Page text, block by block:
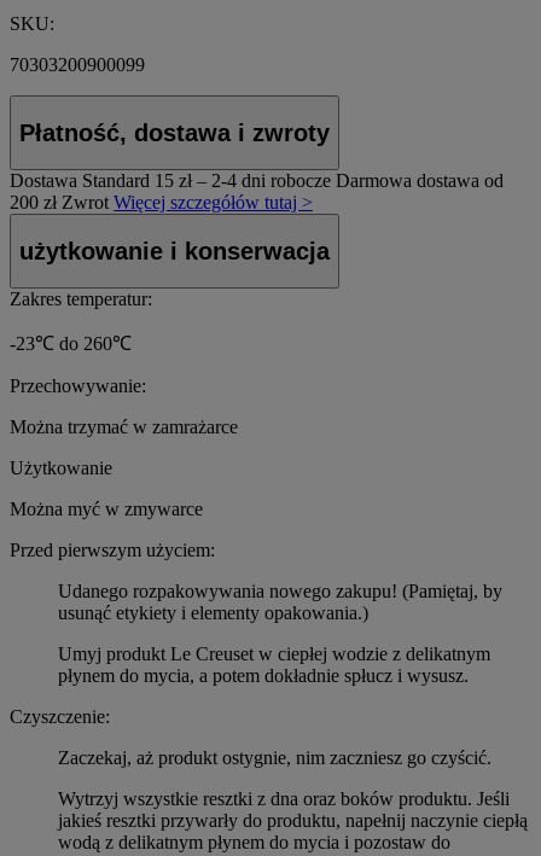
SKU:
70303200900099
Płatność, dostawa i zwroty
Dostawa Standard 15 zł – 2-4 dni robocze Darmowa dostawa od
200 zł Zwrot Więcej szczegółów tutaj >
użytkowanie i konserwacja
Zakres temperatur:
-23℃ do 260℃
Przechowywanie:
Można trzymać w zamrażarce
Użytkowanie
Można myć w zmywarce
Przed pierwszym użyciem:
Udanego rozpakowywania nowego zakupu! (Pamiętaj, by
usunąć etykiety i elementy opakowania.)
Umyj produkt Le Creuset w ciepłej wodzie z delikatnym
płynem do mycia, a potem dokładnie spłucz i wysusz.
Czyszczenie:
Zaczekaj, aż produkt ostygnie, nim zaczniesz go czyścić.
Wytrzyj wszystkie resztki z dna oraz boków produktu. Jeśli
jakieś resztki przywarły do produktu, napełnij naczynie ciepłą
wodą z delikatnym płynem do mycia i pozostaw do